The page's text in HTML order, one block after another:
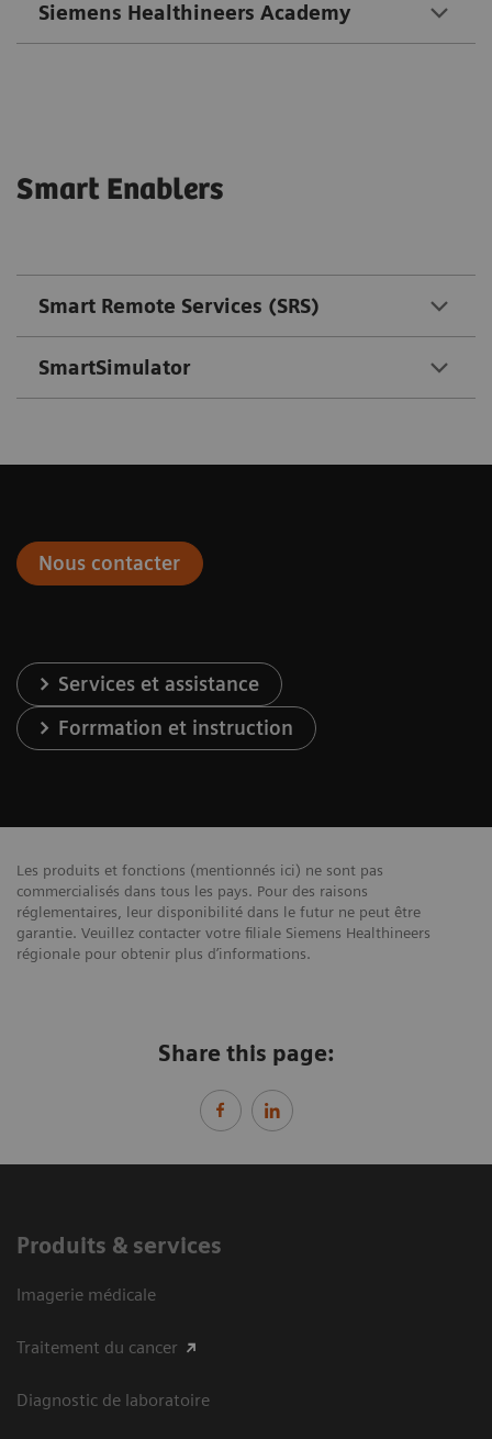
Siemens Healthineers Academy
Smart Enablers
Smart Remote Services (SRS)
SmartSimulator
Nous contacter
Services et assistance
Forrmation et instruction
Les produits et fonctions (mentionnés ici) ne sont pas
commercialisés dans tous les pays. Pour des raisons
réglementaires, leur disponibilité dans le futur ne peut être
garantie. Veuillez contacter votre filiale Siemens Healthineers
régionale pour obtenir plus d’informations.
Share this page:
Produits & services
Imagerie médicale
Traitement du cancer
Diagnostic de laboratoire